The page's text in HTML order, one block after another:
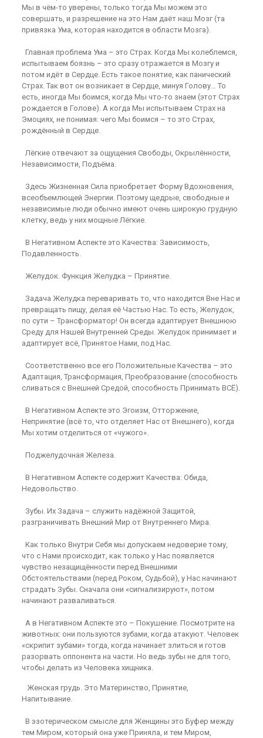
Мы в чём-то уверены, только тогда Мы можем это
совершать, и разрешение на это Нам даёт наш Мозг (та
привязка Ума, которая находится в области Мозга).
Главная проблема Ума – это Страх. Когда Мы колеблемся,
испытываем боязнь – это сразу отражается в Мозгу и
потом идёт в Сердце. Есть такое понятие, как панический
Страх. Так вот он возникает в Сердце, минуя Голову… То
есть, иногда Мы боимся, когда Мы что-то знаем (этот Страх
рождается в Голове). А когда Мы испытываем Страх на
Эмоциях, не понимая: чего Мы боимся – то это Страх,
рождённый в Сердце.
Лёгкие отвечают за ощущения Свободы, Окрылённости,
Независимости, Подъёма.
Здесь Жизненная Сила приобретает Форму Вдохновения,
всеобъемлющей Энергии. Поэтому щедрые, свободные и
независимые люди обычно имеют очень широкую грудную
клетку, ведь у них мощные Лёгкие.
В Негативном Аспекте это Качества: Зависимость,
Подавленность.
Желудок. Функция Желудка – Принятие.
Задача Желудка переваривать то, что находится Вне Нас и
превращать пищу, делая её Частью Нас. То есть, Желудок,
по сути – Трансформатор! Он всегда адаптирует Внешнюю
Среду для Нашей Внутренней Среды. Желудок принимает и
адаптирует всё, Принятое Нами, под Нас.
Соответственно все его Положительные Качества – это
Адаптация, Трансформация, Преобразование (способность
сливаться с Внешней Средой, способность Принимать ВСЁ).
В Негативном Аспекте это Эгоизм, Отторжение,
Непринятие (всё то, что отделяет Нас от Внешнего), когда
Мы хотим отделиться от «чужого».
Поджелудочная Железа.
В Негативном Аспекте содержит Качества: Обида,
Недовольство.
Зубы. Их Задача – служить надёжной Защитой,
разграничивать Внешний Мир от Внутреннего Мира.
Как только Внутри Себя мы допускаем недоверие тому,
что с Нами происходит, как только у Нас появляется
чувство незащищённости перед Внешними
Обстоятельствами (перед Роком, Судьбой), у Нас начинают
страдать Зубы. Сначала они «сигнализируют», потом
начинают разваливаться.
А в Негативном Аспекте это – Покушение. Посмотрите на
животных: они пользуются зубами, когда атакуют. Человек
«скрипит зубами» тогда, когда начинает злиться и готов
разорвать оппонента на части. Но ведь зубы не для того,
чтобы делать из Человека хищника.
Женская грудь. Это Материнство, Принятие,
Напитывание.
В эзотерическом смысле для Женщины это Буфер между
тем Миром, который она уже Приняла, и тем Миром,